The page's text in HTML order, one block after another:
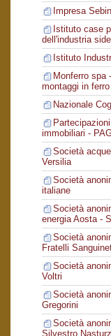
Impresa
Istituto case
dell'industria
Istituto
Monferro spa
montaggi in ferro
Nazionale
immobiliari -
Società
Versilia
Società
italiane
Società
energia Aosta -
Società
Fratelli
Società
Voltri
Società
Gregorini
Società
Silvestro